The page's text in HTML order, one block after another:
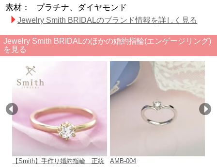
素材：
プラチナ、ダイヤモンド
Jewelry Smith BRIDALのブランド情報を詳しく見る
Jewelry Smith BRIDALのほかの婚約指輪(エンゲージリング)
を見る
【Smith】手作り婚約指輪 正統
AMB-004